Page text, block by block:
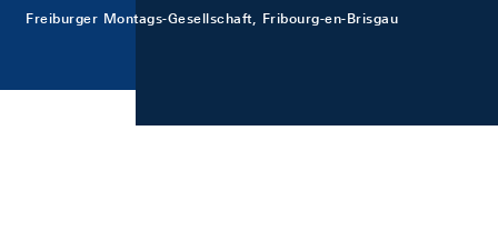
Freiburger Montags-Gesellschaft, Fribourg-en-Brisgau